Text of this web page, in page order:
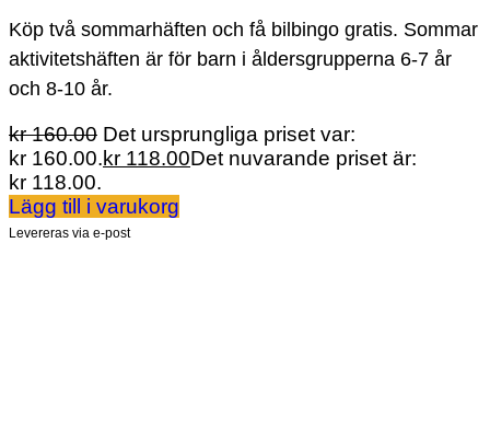
Köp två sommarhäften och få bilbingo gratis. Sommar
aktivitetshäften är för barn i åldersgrupperna 6-7 år
och 8-10 år.
kr160.00 Det ursprungliga priset var:
kr 160.00.kr 118.00Det nuvarande priset är:
kr 118.00.
Lägg till i varukorg
Levereras via e-post